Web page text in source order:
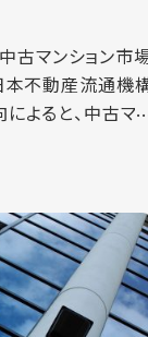
古マンション市
本不動産流通機
よると、中古マ
なり、前年同月
下落…